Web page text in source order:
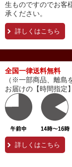
生ものですのでお客
承ください。
詳しくはこちら
全国一律送料無料
（※一部商品、離島
お届けの【時間指定
詳しくはこちら